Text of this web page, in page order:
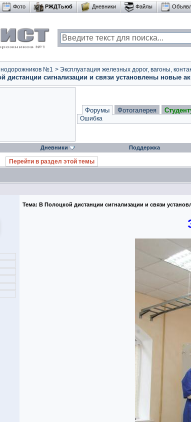
Фото РЖДТьюб Дневники Файлы
№1 > Эксплуатация железных дорог, вагоны,
дистанции сигнализации и связи установлены новые
Форумы Фотогалерея
Ошибка
Дневники Поддержка
Перейти в раздел этой темы
Тема: В Полоцкой дистанции сигнализации и связи